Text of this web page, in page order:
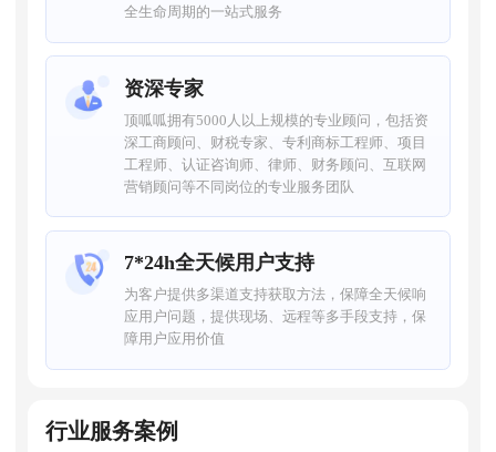
全生命周期的一站式服务
资深专家
顶呱呱拥有5000人以上规模的专业顾问，包括资
深工商顾问、财税专家、专利商标工程师、项目
工程师、认证咨询师、律师、财务顾问、互联网
营销顾问等不同岗位的专业服务团队
7*24h全天候用户支持
为客户提供多渠道支持获取方法，保障全天候响
应用户问题，提供现场、远程等多手段支持，保
障用户应用价值
行业服务案例